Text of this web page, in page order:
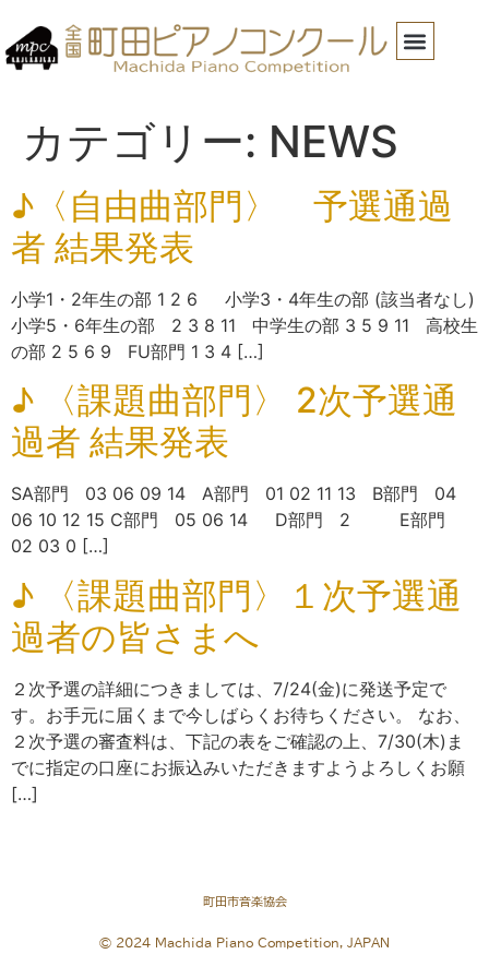
カテゴリー: NEWS
♪〈自由曲部門〉 予選通過
者 結果発表
小学1・2年生の部 1 2 6 小学3・4年生の部 (該当者なし)
小学5・6年生の部 2 3 8 11 中学生の部 3 5 9 11 高校生
の部 2 5 6 9 FU部門 1 3 4 […]
♪ 〈課題曲部門〉 2次予選通
過者 結果発表
SA部門 03 06 09 14 A部門 01 02 11 13 B部門 04
06 10 12 15 C部門 05 06 14 D部門 2 E部門
02 03 0 […]
♪ 〈課題曲部門〉１次予選通
過者の皆さまへ
２次予選の詳細につきましては、7/24(金)に発送予定で
す。お手元に届くまで今しばらくお待ちください。 なお、
２次予選の審査料は、下記の表をご確認の上、7/30(木)ま
でに指定の口座にお振込みいただきますようよろしくお願
[…]
町田市音楽協会
© 2024 Machida Piano Competition, JAPAN